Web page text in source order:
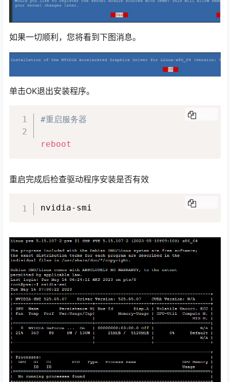
如果一切顺利，您将看到下图消息。
单击OK退出安装程序。
#重启服务器
reboot
重启完成后检查驱动程序安装是否有效
nvidia-smi